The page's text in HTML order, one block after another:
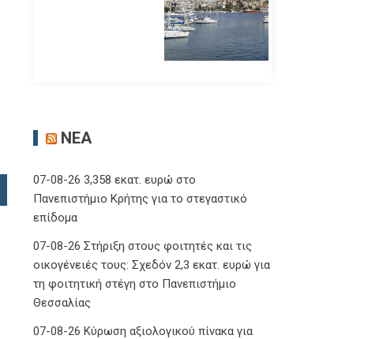
ΝΈΑ
07-08-26 3,358 εκατ. ευρώ στο
Πανεπιστήμιο Κρήτης για το στεγαστικό
επίδομα
07-08-26 Στήριξη στους φοιτητές και τις
οικογένειές τους: Σχεδόν 2,3 εκατ. ευρώ για
τη φοιτητική στέγη στο Πανεπιστήμιο
Θεσσαλίας
07-08-26 Κύρωση αξιολογικού πίνακα για